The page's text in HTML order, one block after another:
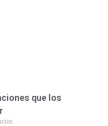
que los